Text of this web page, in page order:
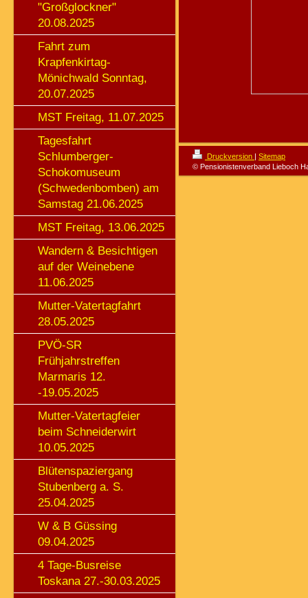
"Großglockner"
20.08.2025
Fahrt zum
Krapfenkirtag-
Mönichwald Sonntag,
20.07.2025
MST Freitag, 11.07.2025
Tagesfahrt
Schlumberger-
Schokomuseum
(Schwedenbomben) am
Samstag 21.06.2025
MST Freitag, 13.06.2025
Wandern & Besichtigen
auf der Weinebene
11.06.2025
Mutter-Vatertagfahrt
28.05.2025
PVÖ-SR
Frühjahrstreffen
Marmaris 12.
-19.05.2025
Mutter-Vatertagfeier
beim Schneiderwirt
10.05.2025
Blütenspaziergang
Stubenberg a. S.
25.04.2025
W & B Güssing
09.04.2025
4 Tage-Busreise
Toskana 27.-30.03.2025
Druckversion | Sitemap
© Pensionistenverband Lieboch